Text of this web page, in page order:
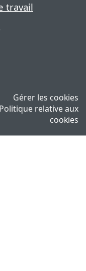
travail
Gérer les cookies
Politique relative aux
cookies